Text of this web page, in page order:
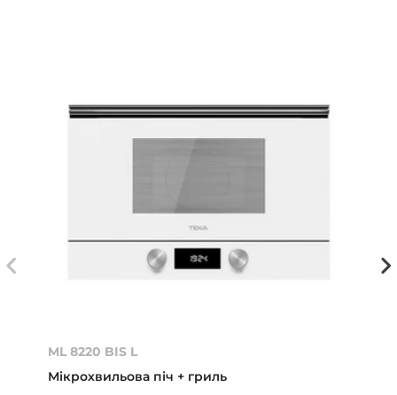
ML 8220 BIS L
Мікрохвильова піч + гриль